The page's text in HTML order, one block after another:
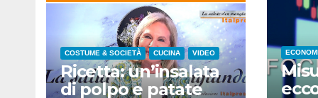
COSTUME & SOCIETÀ CUCINA VIDEO
Ricetta: un’insalata
di polpo e patate